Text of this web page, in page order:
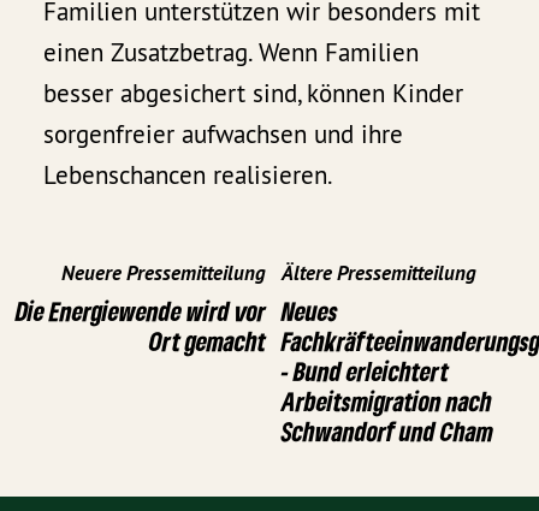
Familien unterstützen wir besonders mit
einen Zusatzbetrag. Wenn Familien
besser abgesichert sind, können Kinder
sorgenfreier aufwachsen und ihre
Lebenschancen realisieren.
Neuere Pressemitteilung
Die Energiewende wird vor
Ort gemacht
Ältere Pressemitteilung
Neues
- Bund erleichtert
Arbeitsmigration nach
Schwandorf und Cham